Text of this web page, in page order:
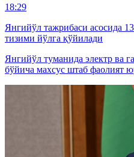
18:29
Янгийўл тажрибаси асосида
тизими йўлга қўйилади
Янгийўл туманида электр ва
бўйича махсус штаб фаолият